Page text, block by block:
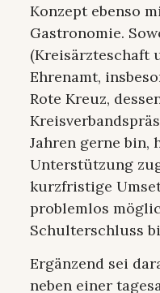
Konzept ebenso
Gastronomie.
(Kreisärzteschaft
Ehrenamt,
Rote Kreuz,
Jahren gerne bin,
Unterstützung
kurzfristige
problemlos
Schulterschluss
Ergänzend sei
neben einer